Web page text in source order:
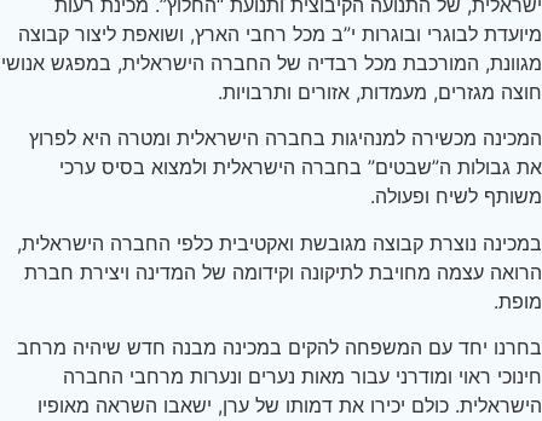
של התנועה הקיבוצית ותנועת “החלוץ”. מכינת רעות
לבוגרי ובוגרות י”ב מכל רחבי הארץ, ושואפת ליצור קבוצה
המורכבת מכל רבדיה של החברה הישראלית, במפגש אנושי
מגזרים, מעמדות, אזורים ותרבויות.
מכשירה למנהיגות בחברה הישראלית ומטרה היא לפרוץ
גבולות ה”שבטים” בחברה הישראלית ולמצוא בסיס ערכי
לשיח ופעולה.
נוצרת קבוצה מגובשת ואקטיבית כלפי החברה הישראלית,
עצמה מחויבת לתיקונה וקידומה של המדינה ויצירת חברת
יחד עם המשפחה להקים במכינה מבנה חדש שיהיה מרחב
ראוי ומודרני עבור מאות נערים ונערות מרחבי החברה
כולם יכירו את דמותו של ערן, ישאבו השראה מאופיו